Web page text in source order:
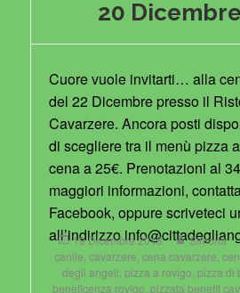
20
Cuore vuole invitarti… alla
del 22 Dicembre presso il
Cavarzere. Ancora posti
di scegliere tra il menù pizza
cena a 25€. Prenotazioni al
maggiori informazioni,
Facebook, oppure scriveteci
all’indirizzo
Posted
on
19 Dicembre 2018 Author
Simona
canile cavarzere cena cavarzere
degli angeli pizza a rovigo pizza di
beneficenza rovigo pizzata benefit